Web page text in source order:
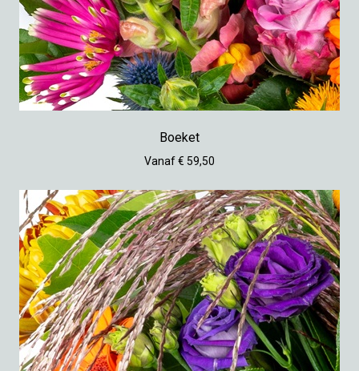
Boeket
Vanaf € 59,50